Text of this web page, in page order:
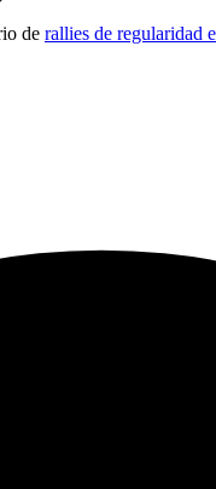
de rallies de regularidad